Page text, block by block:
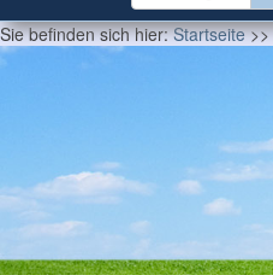
Sie befinden sich hier:Startseite>>